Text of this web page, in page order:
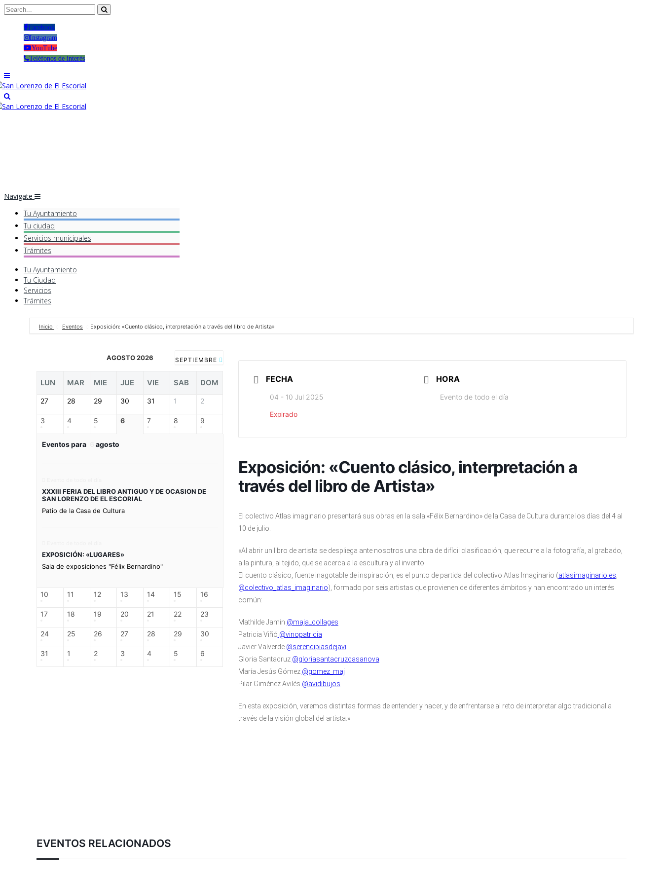
Facebook
Instagram
YouTube
Teléfonos de interés
Navigate
Tu Ayuntamiento
Tu ciudad
Servicios municipales
Trámites
Tu Ayuntamiento
Tu Ciudad
Servicios
Trámites
Inicio Eventos Exposición: «Cuento clásico, interpretación a través del libro de Artista»
AGOSTO 2026 SEPTIEMBRE
LUN MAR MIE JUE VIE SAB DOM
27 28 29 30 31 1 2
3 4 5 6 7 8 9
Eventos para agosto
XXXIII FERIA DEL LIBRO ANTIGUO Y DE OCASION DE
SAN LORENZO DE EL ESCORIAL
Patio de la Casa de Cultura
EXPOSICIÓN: «LUGARES»
Sala de exposiciones "Félix Bernardino"
10 11 12 13 14 15 16
17 18 19 20 21 22 23
24 25 26 27 28 29 30
31 1 2 3 4 5 6
FECHA
04 - 10 Jul 2025
Expirado
HORA
Evento de todo el día
Exposición: «Cuento clásico, interpretación a
través del libro de Artista»
El colectivo Atlas imaginario presentará sus obras en la sala «Félix Bernardino» de la Casa de Cultura durante los días del 4 al
10 de julio.
«Al abrir un libro de artista se despliega ante nosotros una obra de difícil clasificación, que recurre a la fotografía, al grabado,
a la pintura, al tejido, que se acerca a la escultura y al invento.
El cuento clásico, fuente inagotable de inspiración, es el punto de partida del colectivo Atlas Imaginario (atlasimaginario.es
@colectivo_atlas_imaginario), formado por seis artistas que provienen de diferentes ámbitos y han encontrado un interés
común:
Mathilde Jamin @maja_collages
Patricia Viñó @vinopatricia
Javier Valverde @serendipiasdejavi
Gloria Santacruz @gloriasantacruzcasanova
María Jesús Gómez @gomez_maj
Pilar Giménez Avilés @avidibujos
En esta exposición, veremos distintas formas de entender y hacer, y de enfrentarse al reto de interpretar algo tradicional a
través de la visión global del artista.»
EVENTOS RELACIONADOS